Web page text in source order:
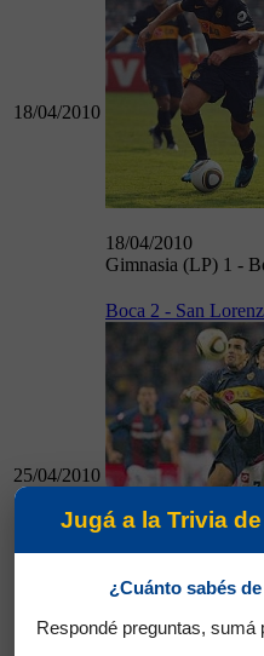
18/04/2010
18/04/2010
Gimnasia (LP) 1 -
25/04/2010
Boca 2 - San
25/04/2010
Boca 2 - San
Jugá a la Trivia
¿Cuánto sabés
Respondé preguntas, sumá